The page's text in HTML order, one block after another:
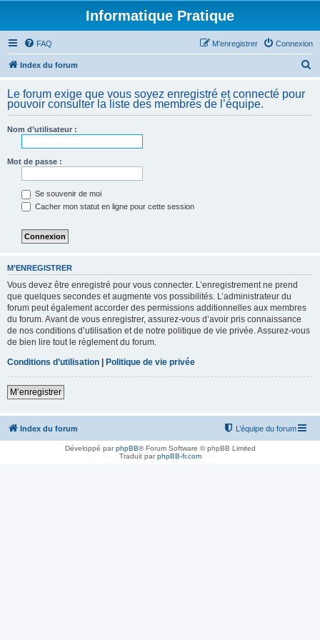
Informatique Pratique
FAQ Connexion
M’enregistrer
Index du forum
h
Le forum exige que vous soyez enregistré et connecté pour
pouvoir consulter la liste des membres de l’équipe.
Nom d’utilisateur :
Mot de passe :
Se souvenir de moi
Cacher mon statut en ligne pour cette session
M’ENREGISTRER
Vous devez être enregistré pour vous connecter. L’enregistrement ne prend
que quelques secondes et augmente vos possibilités. L’administrateur du
forum peut également accorder des permissions additionnelles aux membres
du forum. Avant de vous enregistrer, assurez-vous d’avoir pris connaissance
de nos conditions d’utilisation et de notre politique de vie privée. Assurez-vous
de bien lire tout le règlement du forum.
Conditions d’utilisation | Politique de vie privée
M’enregistrer
Index du forum L’équipe du forum
Développé parphpBB® Forum Software © phpBB Limited
Traduit parphpBB-fr.com